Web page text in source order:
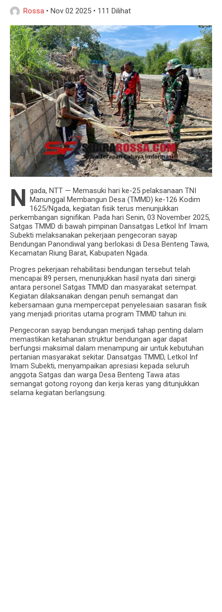
Rossa • Nov 02 2025 • 111 Dilihat
N gada, NTT — Memasuki hari ke-25 pelaksanaan TNI
Manunggal Membangun Desa (TMMD) ke-126 Kodim
1625/Ngada, kegiatan fisik terus menunjukkan
perkembangan signifikan. Pada hari Senin, 03 November 2025,
Satgas TMMD di bawah pimpinan Dansatgas Letkol Inf Imam
Subekti melaksanakan pekerjaan pengecoran sayap
Bendungan Panondiwal yang berlokasi di Desa Benteng Tawa,
Kecamatan Riung Barat, Kabupaten Ngada.
Progres pekerjaan rehabilitasi bendungan tersebut telah
mencapai 89 persen, menunjukkan hasil nyata dari sinergi
antara personel Satgas TMMD dan masyarakat setempat.
Kegiatan dilaksanakan dengan penuh semangat dan
kebersamaan guna mempercepat penyelesaian sasaran fisik
yang menjadi prioritas utama program TMMD tahun ini.
Pengecoran sayap bendungan menjadi tahap penting dalam
memastikan ketahanan struktur bendungan agar dapat
berfungsi maksimal dalam menampung air untuk kebutuhan
pertanian masyarakat sekitar. Dansatgas TMMD, Letkol Inf
Imam Subekti, menyampaikan apresiasi kepada seluruh
anggota Satgas dan warga Desa Benteng Tawa atas
semangat gotong royong dan kerja keras yang ditunjukkan
selama kegiatan berlangsung.